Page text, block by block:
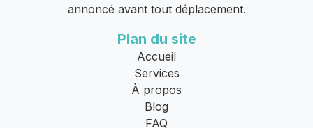
annoncé avant tout déplacement.
Plan du site
Accueil
Services
À propos
Blog
FAQ